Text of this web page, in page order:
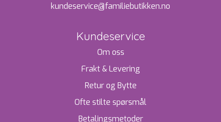
kundeservice@familiebutikken.no
Kundeservice
Om oss
Frakt & Levering
Retur og Bytte
Ofte stilte spørsmål
Betalingsmetoder